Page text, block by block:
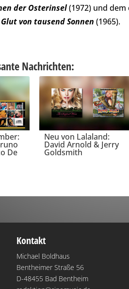
der Osterinsel(1972) und dem
von tausend Sonnen (1965).
Nachrichten:
De
Neu von Lalaland:
David Arnold & Jerry
Goldsmith
Kontakt
Michael Boldhaus
Bentheimer Straße 56
D-48455 Bad Bentheim